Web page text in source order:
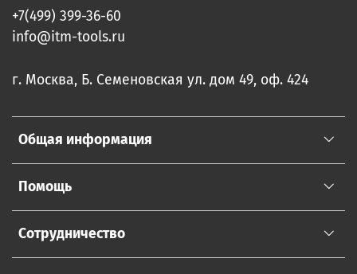
Общая информация
Помощь
Сотрудничество
+7(499) 399-36-60
info@itm-tools.ru
г. Москва, Б. Семеновская ул. дом 49, оф. 424